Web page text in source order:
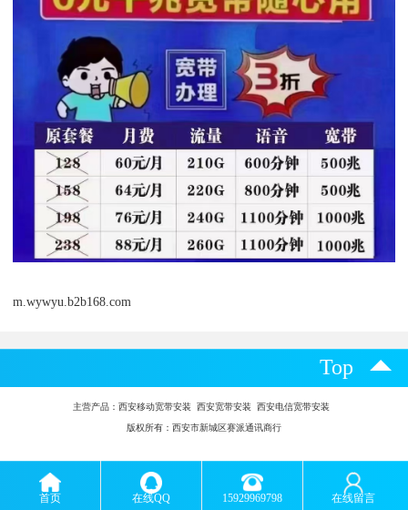
m.wywyu.b2b168.com
Top
主营产品： 西安移动宽带安装 西安宽带安装 西安电信宽带安装
版权所有：西安市新城区赛派通讯商行
首页 在线QQ 15929969798 在线留言